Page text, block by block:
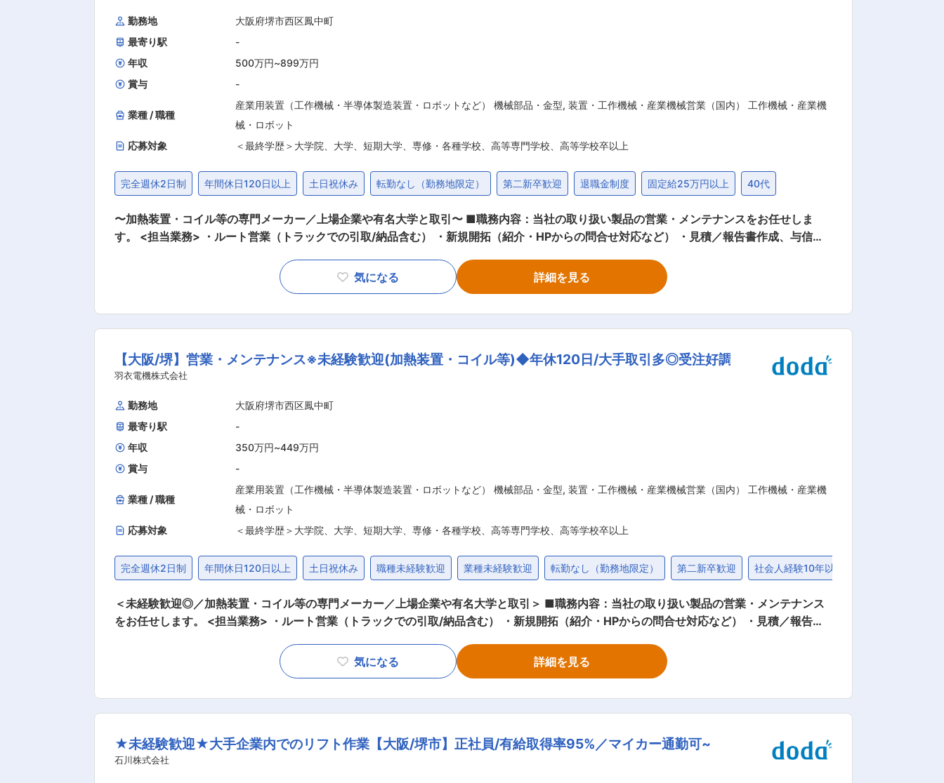
当社。 お陰様で、当社の堅実なスタンスと技術力・施工力が高く評価され多くのお客様から絶大な信頼を頂いております。 建築業界で培った
豊富な経験をお持ちの即戦力として活躍頂けるスペシャリストを募集いたします。 少数精鋭の当社なのでみんなが自分のポジションでしっか
り仕事に取組んでいます。 当社で長く続けられる仕事と環境、そして充実した毎日を手に入れてください。地域に密着した堅実経営の当社
勤務地
大阪府堺市西区鳳中町
最寄り駅
-
年収
500万円~899万円
賞与
-
業種 / 職種
産業用装置（工作機械・半導体製造装置・ロボットなど） 機械部品・金型, 装置・工作機械・産業機械営業（国内） 工作機械・産業機
械・ロボット
応募対象
＜最終学歴＞大学院、大学、短期大学、専修・各種学校、高等専門学校、高等学校卒以上
完全週休2日制 年間休日120日以上 土日祝休み 転勤なし（勤務地限定） 第二新卒歓迎 退職金制度 固定給25万円以上 40代
〜加熱装置・コイル等の専門メーカー／上場企業や有名大学と取引〜 ■職務内容：当社の取り扱い製品の営業・メンテナンスをお任せしま
す。 <担当業務> ・ルート営業（トラックでの引取/納品含む） ・新規開拓（紹介・HPからの問合せ対応など） ・見積／報告書作成、与信管
担当（装置部品の設計・リピート品受注） ・研究機関（大学・企業の研究者／技術者） ・その他業界（HP経由で熱処理ニーズに対応） ＜製
品＞ ・高周波誘導加熱装置：非接触で金属を加熱する装置。火力での加熱に比べ効率・品質が高く、カーボンニュートラルにも貢献。近年はS
客のフォローが中心で、紹介や問合せから新規顧客に提案します。 ＜担当社数／エリア＞ 20〜30社 関西を中心に、中国四国（広島、岡山、
香川、徳島）、中部地方（愛知、岐阜）を担当いただきます。※月に5〜6回程度（基本日帰り)の出張有 ■入社後の流れ まずは製造部で製品
期待しています。 ■組織構成 管理・営業・技術・製造の4部体制。20代6名、30代6名、40代7名、50代6名、60代以上9名の人員構成で
す。 ■当社の特徴 当社は、誘導加熱コイルの製作・メンテナンスを主力に、自動車部品・製鉄業界の鍛造企業と取引しています。近年はリニ
ア需要によるリアクトル製品の受注増で安定経営を継続。半導体製造向け誘導加熱装置も大手メーカーに採用され、事業拡大が進んでいま
す。 変更の範囲：会社の定める業務
気になる 詳細を見る
【大阪/堺】営業・メンテナンス※未経験歓迎(加熱装置・コイル等)◆年休120日/大手取引多◎受注好調
羽衣電機株式会社
勤務地
大阪府堺市西区鳳中町
最寄り駅
-
年収
350万円~449万円
賞与
-
業種 / 職種
産業用装置（工作機械・半導体製造装置・ロボットなど） 機械部品・金型, 装置・工作機械・産業機械営業（国内） 工作機械・産業機
械・ロボット
応募対象
＜最終学歴＞大学院、大学、短期大学、専修・各種学校、高等専門学校、高等学校卒以上
完全週休2日制 年間休日120日以上 土日祝休み 職種未経験歓迎 業種未経験歓迎 転勤なし（勤務地限定） 第二新卒歓迎 社会人経験10年以上歓迎
＜未経験歓迎◎／加熱装置・コイル等の専門メーカー／上場企業や有名大学と取引＞ ■職務内容：当社の取り扱い製品の営業・メンテナンス
をお任せします。 <担当業務> ・ルート営業（トラックでの引取/納品含む） ・新規開拓（紹介・HPからの問合せ対応など） ・見積／報告書
計・品質管理担当（装置部品の設計・リピート品受注） ・研究機関（大学・企業の研究者／技術者） ・その他業界（HP経由で熱処理ニーズに
割。既存顧客のフォローが中心で、紹介や問合せから新規顧客に提案します。 ＜担当社数／エリア＞ 20〜30社 関西を中心に、中国四国（広
島、岡山、香川、徳島）、中部地方（愛知、岐阜）を担当いただきます。※月に5〜6回程度（基本日帰り)の出張有 ■入社後の流れ まずは製
気になる 詳細を見る
★未経験歓迎★大手企業内でのリフト作業【大阪/堺市】正社員/有給取得率95%／マイカー通勤可~
石川株式会社